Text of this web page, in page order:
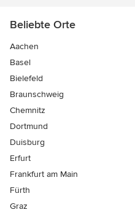
Beliebte Orte
Aachen
Basel
Bielefeld
Braunschweig
Chemnitz
Dortmund
Duisburg
Erfurt
Frankfurt am Main
Fürth
Graz